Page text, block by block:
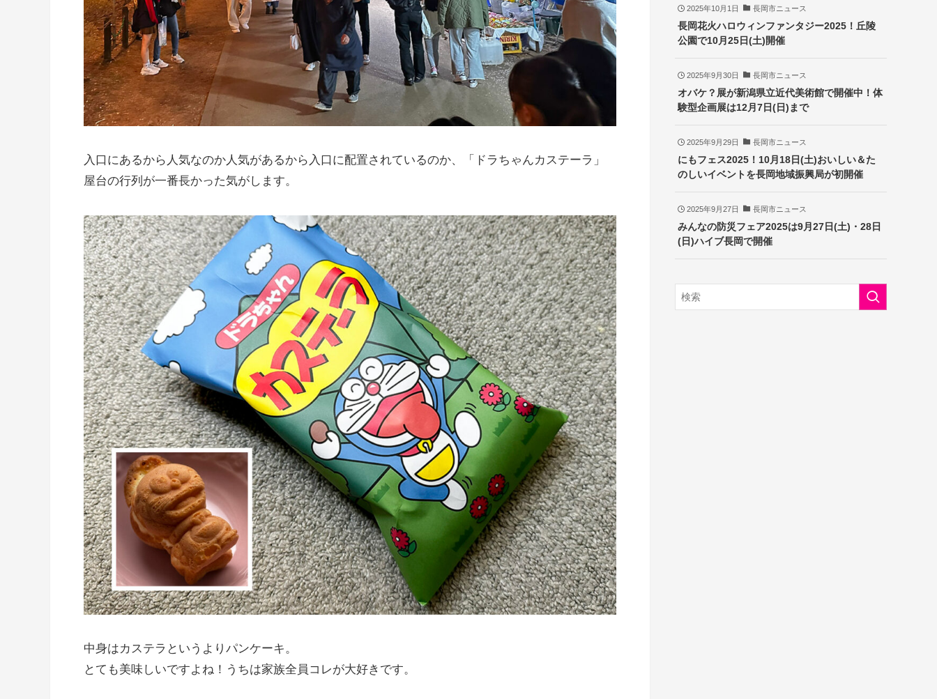
入口にあるから人気なのか人気があるから入口に配置されているのか、「ドラちゃんカステーラ」
屋台の行列が一番長かった気がします。
中身はカステラというよりパンケーキ。
とても美味しいですよね！うちは家族全員コレが大好きです。
2025年10月1日 長岡市ニュース
長岡花火ハロウィンファンタジー2025！丘陵
公園で10月25日(土)開催
2025年9月30日 長岡市ニュース
オバケ？展が新潟県立近代美術館で開催中！体
験型企画展は12月7日(日)まで
2025年9月29日 長岡市ニュース
にもフェス2025！10月18日(土)おいしい＆た
のしいイベントを長岡地域振興局が初開催
2025年9月27日 長岡市ニュース
みんなの防災フェア2025は9月27日(土)・28日
(日)ハイブ長岡で開催